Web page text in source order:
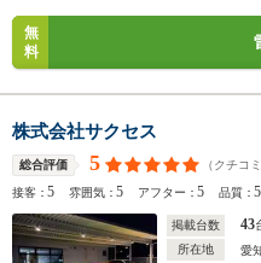
無
料
株式会社サクセス
総合評価 5 （クチコ
接客：5 雰囲気：5 アフター：5 品質：5
掲載台数 43
所在地
愛